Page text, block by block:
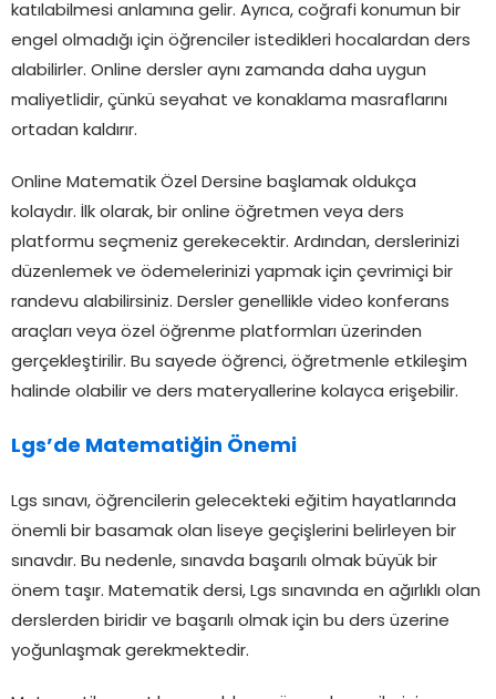
katılabilmesi anlamına gelir. Ayrıca, coğrafi konumun bir
engel olmadığı için öğrenciler istedikleri hocalardan ders
alabilirler. Online dersler aynı zamanda daha uygun
maliyetlidir, çünkü seyahat ve konaklama masraflarını
ortadan kaldırır.
Online Matematik Özel Dersine başlamak oldukça
kolaydır. İlk olarak, bir online öğretmen veya ders
platformu seçmeniz gerekecektir. Ardından, derslerinizi
düzenlemek ve ödemelerinizi yapmak için çevrimiçi bir
randevu alabilirsiniz. Dersler genellikle video konferans
araçları veya özel öğrenme platformları üzerinden
gerçekleştirilir. Bu sayede öğrenci, öğretmenle etkileşim
halinde olabilir ve ders materyallerine kolayca erişebilir.
Lgs’de Matematiğin Önemi
Lgs sınavı, öğrencilerin gelecekteki eğitim hayatlarında
önemli bir basamak olan liseye geçişlerini belirleyen bir
sınavdır. Bu nedenle, sınavda başarılı olmak büyük bir
önem taşır. Matematik dersi, Lgs sınavında en ağırlıklı olan
derslerden biridir ve başarılı olmak için bu ders üzerine
yoğunlaşmak gerekmektedir.